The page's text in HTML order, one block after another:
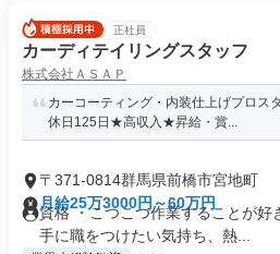
正社員
カーディテイリングスタッフ
株式会社ＡＳＡＰ
カーコーティング・内装仕上げプロス
休日125日★高収入★昇給・賞...
〒371-0814群馬県前橋市宮地町
月給25万3000円～60万円
資格 ・こつこつ作業することが好
手に職をつけたい気持ち、熱...